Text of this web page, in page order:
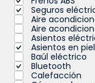
Seguros
Aire
Aire
Asientos
Asientos en piel
Baúl eléctrico
Bluetooth
Calefacción